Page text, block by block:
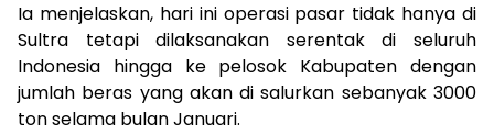
Ia menjelaskan, hari ini operasi pasar tidak hanya di
Sultra tetapi dilaksanakan serentak di seluruh
Indonesia hingga ke pelosok Kabupaten dengan
jumlah beras yang akan di salurkan sebanyak 3000
ton selama bulan Januari.